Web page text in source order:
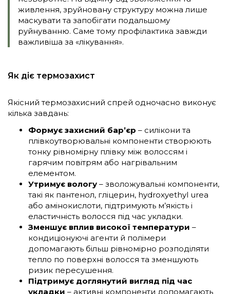
живлення, зруйновану структуру можна лише
маскувати та запобігати подальшому
руйнуванню. Саме тому профілактика завжди
важливіша за «лікування».
Як діє термозахист
Якісний термозахисний спрей одночасно виконує
кілька завдань:
Формує захисний бар’єр – силікони та
плівкоутворювальні компоненти створюють
тонку рівномірну плівку між волоссям і
гарячим повітрям або нагрівальним
елементом.
Утримує вологу – зволожувальні компоненти,
такі як пантенол, гліцерин, hydroxyethyl urea
або амінокислоти, підтримують м’якість і
еластичність волосся під час укладки.
Зменшує вплив високої температури –
кондиціонуючі агенти й полімери
допомагають більш рівномірно розподіляти
тепло по поверхні волосся та зменшують
ризик пересушення.
Підтримує доглянутий вигляд під час
укладки – активні компоненти допомагають